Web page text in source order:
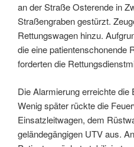
an der Straße Osterende in
Straßengraben gestürzt.
Rettungswagen hinzu.
die eine patientenschonende
forderten die
Die Alarmierung erreichte
Wenig später rückte die
Einsatzleitwagen, dem
geländegängigen UTV aus.